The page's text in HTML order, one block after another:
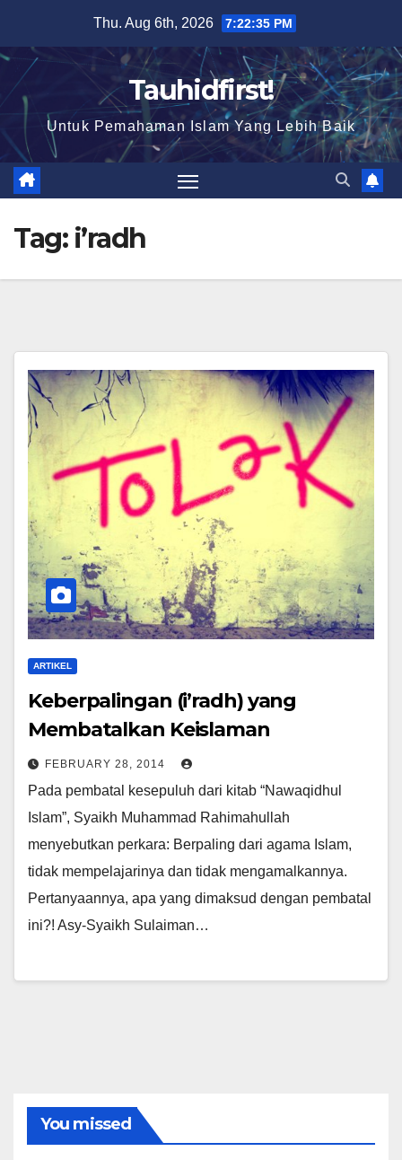
content
Thu. Aug 6th, 2026 7:22:35 PM
Tauhidfirst!
Untuk Pemahaman Islam Yang Lebih Baik
Tag: i’radh
ARTIKEL
Keberpalingan (i’radh) yang
Membatalkan Keislaman
FEBRUARY 28, 2014
Pada pembatal kesepuluh dari kitab “Nawaqidhul
Islam”, Syaikh Muhammad Rahimahullah
menyebutkan perkara: Berpaling dari agama Islam,
tidak mempelajarinya dan tidak mengamalkannya.
Pertanyaannya, apa yang dimaksud dengan pembatal
ini?! Asy-Syaikh Sulaiman…
You missed